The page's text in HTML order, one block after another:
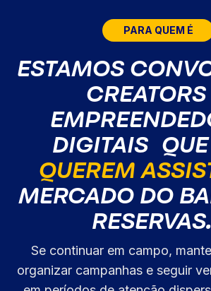
PARA QUEM É
ESTAMOS
DIGITAIS QUE
QUEREM
MERCADO DO
Se continuar em campo,
organizar campanhas e seguir